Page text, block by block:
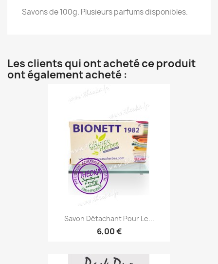
Savons de 100g. Plusieurs parfums disponibles.
Les clients qui ont acheté ce produit
ont également acheté :
Savon Détachant Pour Le...
6,00 €